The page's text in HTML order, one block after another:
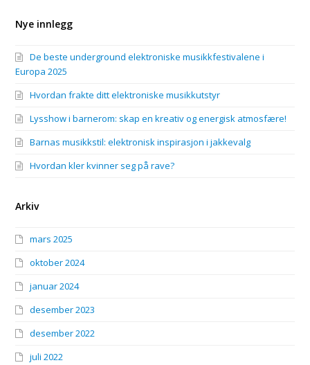
Nye innlegg
De beste underground elektroniske musikkfestivalene i
Europa 2025
Hvordan frakte ditt elektroniske musikkutstyr
Lysshow i barnerom: skap en kreativ og energisk atmosfære!
Barnas musikkstil: elektronisk inspirasjon i jakkevalg
Hvordan kler kvinner seg på rave?
Arkiv
mars 2025
oktober 2024
januar 2024
desember 2023
desember 2022
juli 2022